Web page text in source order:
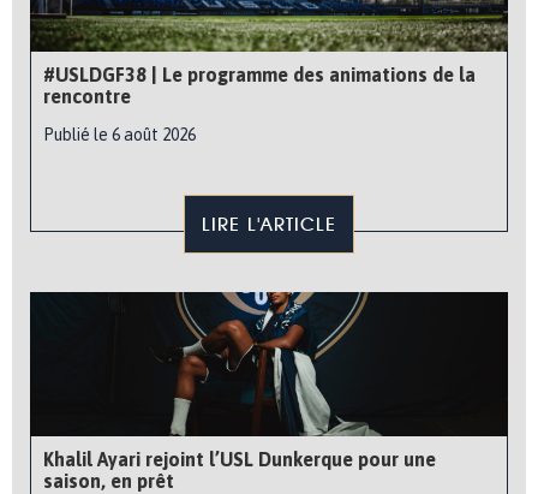
#USLDGF38 | Le programme des animations de la
rencontre
Publié le 6 août 2026
LIRE L'ARTICLE
Khalil Ayari rejoint l’USL Dunkerque pour une
saison, en prêt